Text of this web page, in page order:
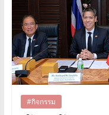
#กิจกรรม